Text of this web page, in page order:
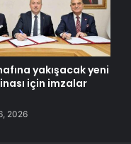
yakışacak yeni
için imzalar
2026